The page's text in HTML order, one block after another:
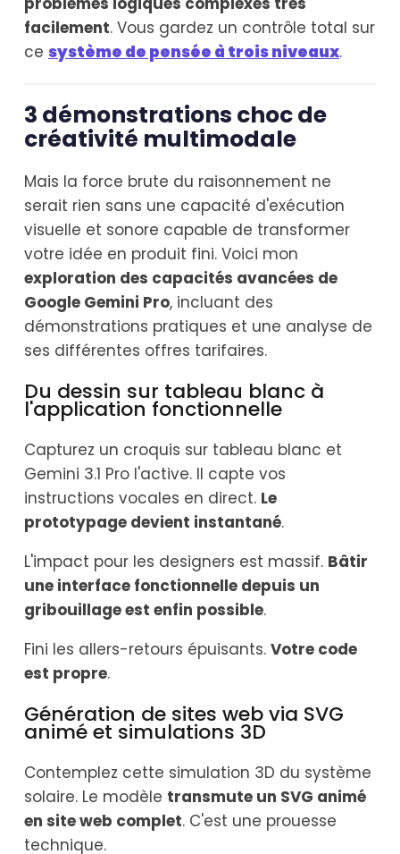
facilement. Vous gardez un contrôle total sur
ce système de pensée à trois niveaux.
3 démonstrations choc de
créativité multimodale
Mais la force brute du raisonnement ne
serait rien sans une capacité d'exécution
visuelle et sonore capable de transformer
votre idée en produit fini. Voici mon
exploration des capacités avancées de
Google Gemini Pro, incluant des
démonstrations pratiques et une analyse de
ses différentes offres tarifaires.
Du dessin sur tableau blanc à
l'application fonctionnelle
Capturez un croquis sur tableau blanc et
Gemini 3.1 Pro l'active. Il capte vos
instructions vocales en direct. Le
prototypage devient instantané.
L'impact pour les designers est massif. Bâtir
une interface fonctionnelle depuis un
gribouillage est enfin possible.
Fini les allers-retours épuisants. Votre code
est propre.
Génération de sites web via SVG
animé et simulations 3D
Contemplez cette simulation 3D du système
solaire. Le modèle transmute un SVG animé
en site web complet. C'est une prouesse
technique.